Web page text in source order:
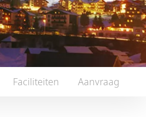
Faciliteiten Aanvraag